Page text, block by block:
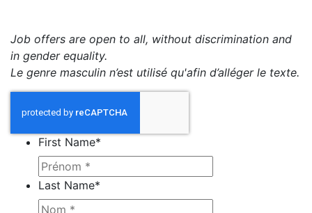
Job offers are open to all, without discrimination and
in gender equality.
Le genre masculin n’est utilisé qu'afin d’alléger le texte.
First Name*
Last Name*